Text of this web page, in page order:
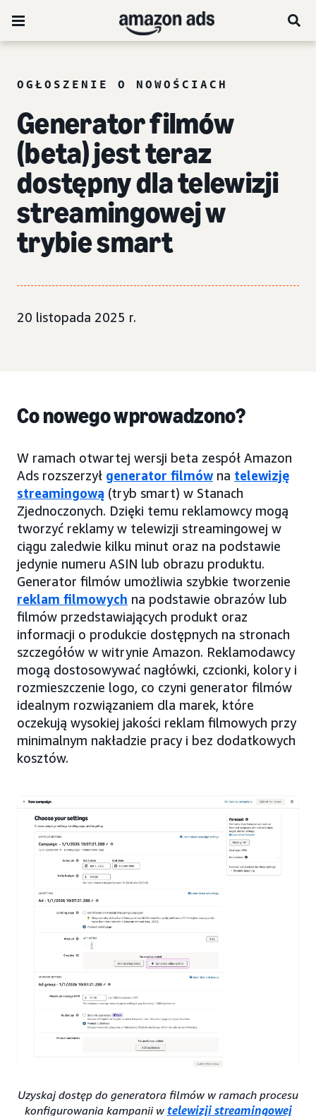
OGŁOSZENIE O NOWOŚCIACH
Generator filmów
(beta) jest teraz
dostępny dla telewizji
streamingowej w
trybie smart
20 listopada 2025 r.
Co nowego wprowadzono?
W ramach otwartej wersji beta zespół Amazon
Ads rozszerzył generator filmówna telewizję
streamingową (tryb smart) w Stanach
Zjednoczonych. Dzięki temu reklamowcy mogą
tworzyć reklamy w telewizji streamingowej w
ciągu zaledwie kilku minut oraz na podstawie
jedynie numeru ASIN lub obrazu produktu.
Generator filmów umożliwia szybkie tworzenie
reklam filmowych na podstawie obrazów lub
filmów przedstawiających produkt oraz
informacji o produkcie dostępnych na stronach
szczegółów w witrynie Amazon. Reklamodawcy
mogą dostosowywać nagłówki, czcionki, kolory i
rozmieszczenie logo, co czyni generator filmów
idealnym rozwiązaniem dla marek, które
oczekują wysokiej jakości reklam filmowych przy
minimalnym nakładzie pracy i bez dodatkowych
kosztów.
Uzyskaj dostęp do generatora filmów w ramach procesu
konfigurowania kampanii w telewizji streamingowej